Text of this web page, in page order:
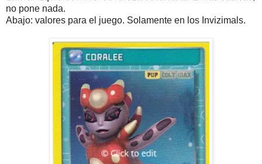
no pone nada.
Abajo: valores para el juego. Solamente en los Invizimals.